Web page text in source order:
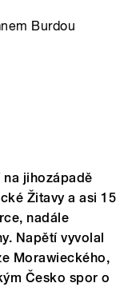
Burdou
na jihozápadě
Žitavy a asi 15
nadále
Napětí vyvolal
Morawieckého,
Česko spor o